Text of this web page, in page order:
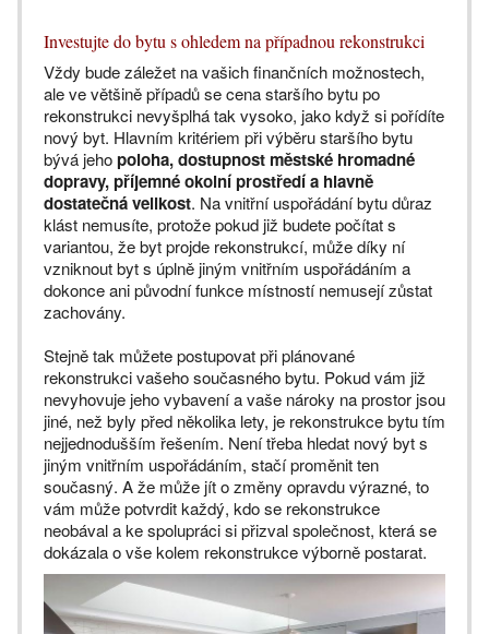
Investujte do bytu s ohledem na případnou rekonstrukci
Vždy bude záležet na vašich finančních možnostech,
ale ve většině případů se cena staršího bytu po
rekonstrukci nevyšplhá tak vysoko, jako když si pořídíte
nový byt. Hlavním kritériem při výběru staršího bytu
bývá jehopoloha, dostupnost městské hromadné
dopravy, příjemné okolní prostředí a hlavně
dostatečná velikost. Na vnitřní uspořádání bytu důraz
klást nemusíte, protože pokud již budete počítat s
variantou, že byt projde rekonstrukcí, může díky ní
vzniknout byt s úplně jiným vnitřním uspořádáním a
dokonce ani původní funkce místností nemusejí zůstat
zachovány.
Stejně tak můžete postupovat při plánované
rekonstrukci vašeho současného bytu. Pokud vám již
nevyhovuje jeho vybavení a vaše nároky na prostor jsou
jiné, než byly před několika lety, je rekonstrukce bytu tím
nejjednodušším řešením. Není třeba hledat nový byt s
jiným vnitřním uspořádáním, stačí proměnit ten
současný. A že může jít o změny opravdu výrazné, to
vám může potvrdit každý, kdo se rekonstrukce
neobával a ke spolupráci si přizval společnost, která se
dokázala o vše kolem rekonstrukce výborně postarat.